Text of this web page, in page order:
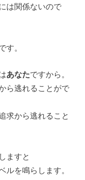
は関係ないので
す。
あなたですから。
ら逃れることがで
求から逃れること
ますと
ルを鳴らします。